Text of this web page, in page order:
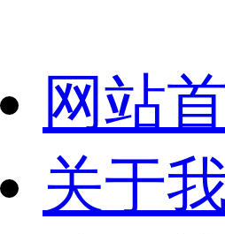
网站
关于